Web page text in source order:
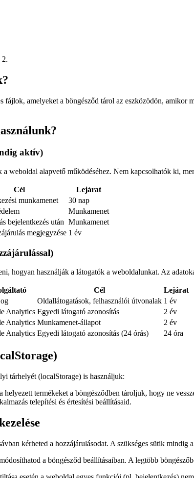
2.
fájlok, amelyeket a böngésződ tárol az eszközödön, amikor
aktív)
a weboldal alapvető működéséhez. Nem kapcsolhatók ki,
Cél
Lejárat
munkamenet
30 nap
Munkamenet
bejelentkezés után Munkamenet
megjegyzése 1 év
hogyan használják a látogatók a weboldalunkat. Az
Cél
Lejárat
Oldallátogatások, felhasználói útvonalak 1 év
Analytics Egyedi látogató azonosítás
2 év
Analytics Munkamenet-állapot
2 év
Analytics Egyedi látogató azonosítás (24 órás) 24 óra
tárhelyét (localStorage) is használjuk:
helyezett termékeket a böngésződben tároljuk, hogy ne
telepítési és értesítési beállításaid.
kérheted a hozzájárulásodat. A szükséges sütik
a böngésződ beállításaiban. A legtöbb